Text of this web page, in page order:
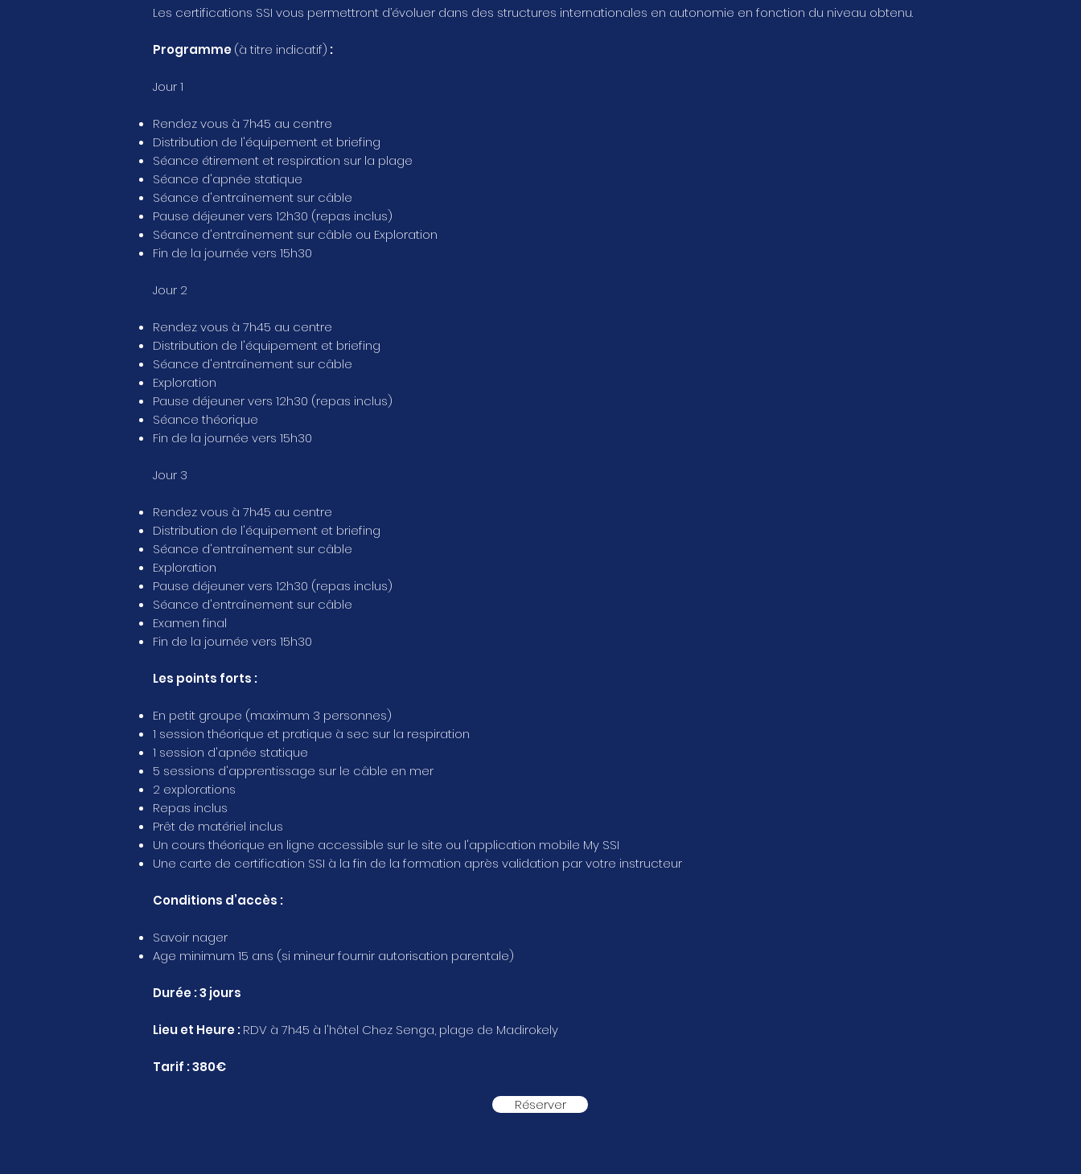
Les certifications SSI vous permettront d’évoluer dans des structures internationales en autonomie en fonction du niveau obtenu.
Programme(à titre indicatif) :
Jour 1
Rendez vous à 7h45 au centre
Distribution de l'équipement et briefing
Séance étirement et respiration sur la plage
Séance d'apnée statique
Séance d'entraînement sur câble
Pause déjeuner vers 12h30 (repas inclus)
Séance d'entraînement sur câble ou Exploration
Fin de la journée vers 15h30
Jour 2
Rendez vous à 7h45 au centre
Distribution de l'équipement et briefing
Séance d'entraînement sur câble
Exploration
Pause déjeuner vers 12h30 (repas inclus)
Séance théorique
Fin de la journée vers 15h30
Jour 3
Rendez vous à 7h45 au centre
Distribution de l'équipement et briefing
Séance d'entraînement sur câble
Exploration
Pause déjeuner vers 12h30 (repas inclus)
Séance d'entraînement sur câble
Examen final
Fin de la journée vers 15h30
Les points forts :
En petit groupe (maximum 3 personnes)
1 session théorique et pratique à sec sur la respiration
1 session d'apnée statique
5 sessions d'apprentissage sur le câble en mer
2 explorations
Repas inclus
Prêt de matériel inclus
Un cours théorique en ligne accessible sur le site ou l'application mobile My SSI
Une carte de certification SSI à la fin de la formation après validation par votre instructeur
Conditions d’accès :
Savoir nager
Age minimum 15 ans (si mineur fournir autorisation parentale)
Durée : 3 jours
Lieu et Heure :RDV à 7h45 à l'hôtel Chez Senga, plage de Madirokely
Tarif : 380€
Réserver